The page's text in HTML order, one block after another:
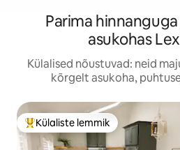
Parima
asukohas
Külalised nõustuvad: neid
kõrgelt asukoha,
Külaliste suur lemmik
Külaliste lemmik